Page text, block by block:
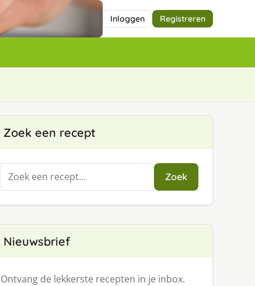
Inloggen Registreren
Zoek een recept
Zoeken
naar:
Zoek
Nieuwsbrief
Ontvang de lekkerste recepten in je inbox.